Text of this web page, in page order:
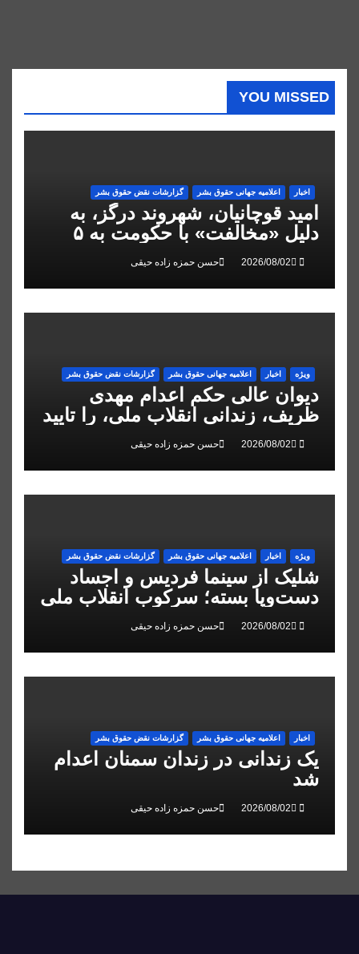
YOU MISSED
اخبار اعلاميه جهانی حقوق بشر گزارشات نقض حقوق بشر
امید قوچانیان، شهروند درگز، به
دلیل «مخالفت» با حکومت به ۵
سال زندان محکوم شد
حسن حمزه زاده حیقی
ویژه اخبار اعلاميه جهانی حقوق بشر گزارشات نقض حقوق بشر
دیوان عالی حکم اعدام مهدی
ظریف، زندانی انقلاب ملی، را تایید
کرد
حسن حمزه زاده حیقی
ویژه اخبار اعلاميه جهانی حقوق بشر گزارشات نقض حقوق بشر
شلیک از سینما فردیس و اجساد
دست‌وپا بسته؛ سرکوب انقلاب ملی
در البرز
حسن حمزه زاده حیقی
اخبار اعلاميه جهانی حقوق بشر گزارشات نقض حقوق بشر
یک زندانی در زندان سمنان اعدام
شد
حسن حمزه زاده حیقی